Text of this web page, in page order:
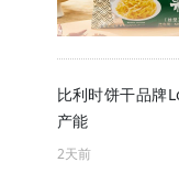
比利时饼干品牌
产能
2天前